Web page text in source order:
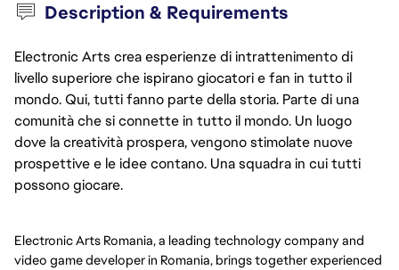
Description & Requirements
Electronic Arts crea esperienze di intrattenimento di
livello superiore che ispirano giocatori e fan in tutto il
mondo. Qui, tutti fanno parte della storia. Parte di una
comunità che si connette in tutto il mondo. Un luogo
dove la creatività prospera, vengono stimolate nuove
prospettive e le idee contano. Una squadra in cui tutti
possono giocare.
Electronic Arts Romania, a leading technology company and
video game developer in Romania, brings together experienced